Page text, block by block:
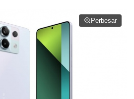
Perbesar